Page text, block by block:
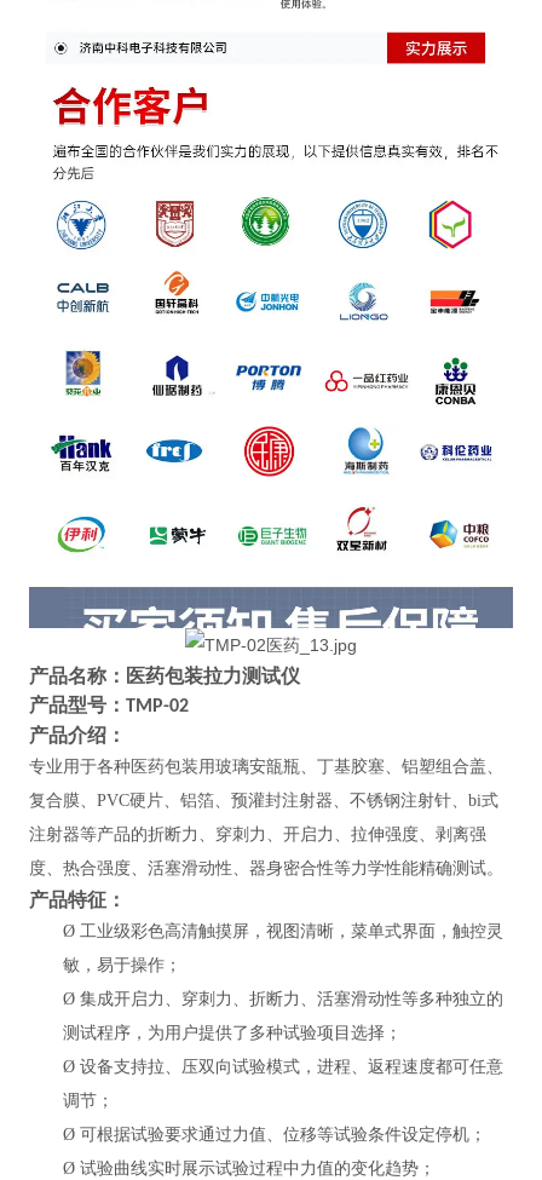
产品名称： 医药包装拉力测试仪
产品型号： TMP-02
产品介绍：
专业用于各种医药包装用玻璃安瓿瓶、丁基胶塞、铝塑组合盖、
复合膜、 PVC硬片、铝箔、预灌封注射器、不锈钢注射针、bi式
注射器等产品的折断力、穿刺力、开启力、拉伸强度、剥离强
度、热合强度、活塞滑动性、器身密合性等力学性能精确测试。
产品特征：
Ø 工业级彩色高清触摸屏，视图清晰，菜单式界面，触控灵
敏，易于操作；
Ø 集成开启力、穿刺力、折断力、活塞滑动性等多种独立的
测试程序，为用户提供了多种试验项目选择；
Ø 设备支持拉、压双向试验模式，进程、返程速度都可任意
调节；
Ø 可根据试验要求通过力值、位移等试验条件设定停机；
Ø 试验曲线实时展示试验过程中力值的变化趋势；